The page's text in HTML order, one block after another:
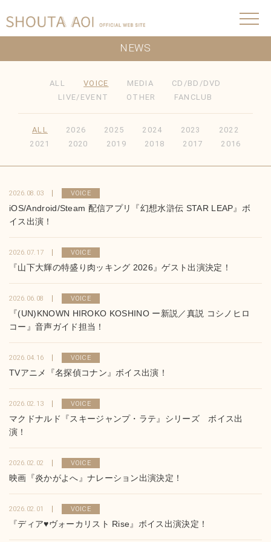
NEWS
ALL VOICE MEDIA
CD/BD/DVD
LIVE/EVENT
OTHER FANCLUB
ALL 2026 2025 2024 2023
2022
2021
2020 2019 2018 2017 2016
2026.08.03 VOICE
iOS/Android/Steam 配信アプリ『幻想水滸伝 STAR LEAP』ボ
イス出演！
2026.07.17 VOICE
『山下大輝の特盛り肉ッキング 2026』ゲスト出演決定！
2026.06.08 VOICE
『(UN)KNOWN HIROKO KOSHINO ー新説／真説 コシノヒロ
コー』音声ガイド担当！
2026.04.16 VOICE
TVアニメ『名探偵コナン』ボイス出演！
2026.02.13 VOICE
マクドナルド『スキージャンプ・ラテ』シリーズ ボイス出
演！
2026.02.02 VOICE
映画『炎かがよへ』ナレーション出演決定！
2026.02.01 VOICE
『ディア♥ヴォーカリスト Rise』ボイス出演決定！